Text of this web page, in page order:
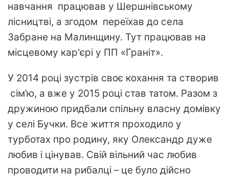
навчання працював у Шершнівському
лісництві, а згодом переїхав до села
Забране на Малинщину. Тут працював на
місцевому кар'єрі у ПП «Граніт».
У 2014 році зустрів своє кохання та створив
сім’ю, а вже у 2015 році став татом. Разом з
дружиною придбали спільну власну домівку
у селі Бучки. Все життя проходило у
турботах про родину, яку Олександр дуже
любив і цінував. Свій вільний час любив
проводити на рибалці – це було дійсно